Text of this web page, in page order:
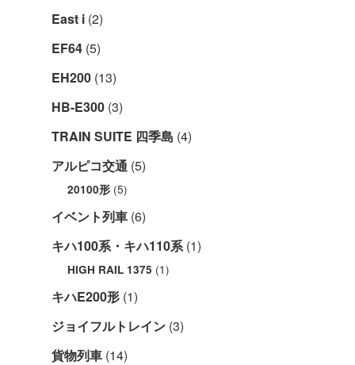
East i (2)
EF64 (5)
EH200 (13)
HB-E300 (3)
TRAIN SUITE 四季島 (4)
アルピコ交通 (5)
20100形 (5)
イベント列車 (6)
キハ100系・キハ110系(1)
HIGH RAIL 1375 (1)
キハE200形 (1)
ジョイフルトレイン (3)
貨物列車 (14)